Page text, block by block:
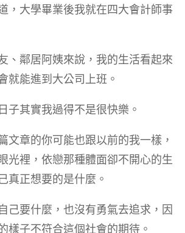
，大學畢業後我就在四大會計師事
、鄰居阿姨來說，我的生活看起來
就能進到大公司上班。
子其實我過得不是很快樂。
文章的你可能也跟以前的我一樣，
光裡，依戀那種體面卻不開心的生
真正想要的是什麼。
己要什麼，也沒有勇氣去追求，因
樣子不符合這個社會的期待。